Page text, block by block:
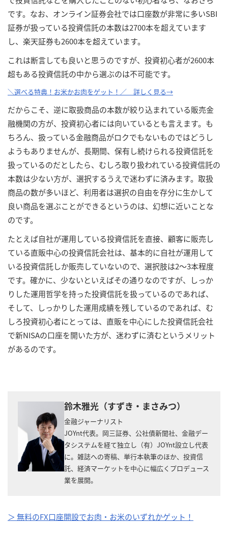
です。なお、オンライン証券会社では口座数が非常に多いSBI
証券が扱っている投資信託の本数は2700本を超えています
し、楽天証券も2600本を超えています。
これは断言しても良いと思うのですが、投資初心者が2600本
超もある投資信託の中から選ぶのは不可能です。
＼選べる特典！お米かお肉をゲット！／ 詳しく見る→
だからこそ、逆に取扱商品の本数が絞り込まれている販売金
融機関の方が、投資初心者には向いているとも言えます。も
ちろん、扱っている金融商品がロクでもないものではどうし
ようもありませんが、長期間、保有し続けられる投資信託を
扱っているのだとしたら、むしろ取り扱われている投資信託の
本数は少ない方が、選択するうえで迷わずに済みます。取扱
商品の数が多いほど、利用者は選択の自由を存分に生かして
良い商品を選ぶことができるというのは、幻想に近いことな
のです。
たとえば自社が運用している投資信託を直接、顧客に販売し
ている直販中心の投資信託会社は、基本的に自社が運用して
いる投資信託しか販売していないので、選択肢は2～3本程度
です。確かに、少ないといえばその通りなのですが、しっか
りした運用哲学を持った投資信託を扱っているのであれば、
そして、しっかりした運用成績を残しているのであれば、む
しろ投資初心者にとっては、直販を中心にした投資信託会社
で新NISAの口座を開いた方が、迷わずに済むというメリット
があるのです。
鈴木雅光（すずき・まさみつ）
金融ジャーナリスト
JOYnt代表。岡三証券、公社債新聞社、金融デー
タシステムを経て独立し（有）JOYnt設立し代表
に。雑誌への寄稿、単行本執筆のほか、投資信
託、経済マーケットを中心に幅広くプロデュース
業を展開。
＞ 無料のFX口座開設でお肉・お米のいずれかゲット！